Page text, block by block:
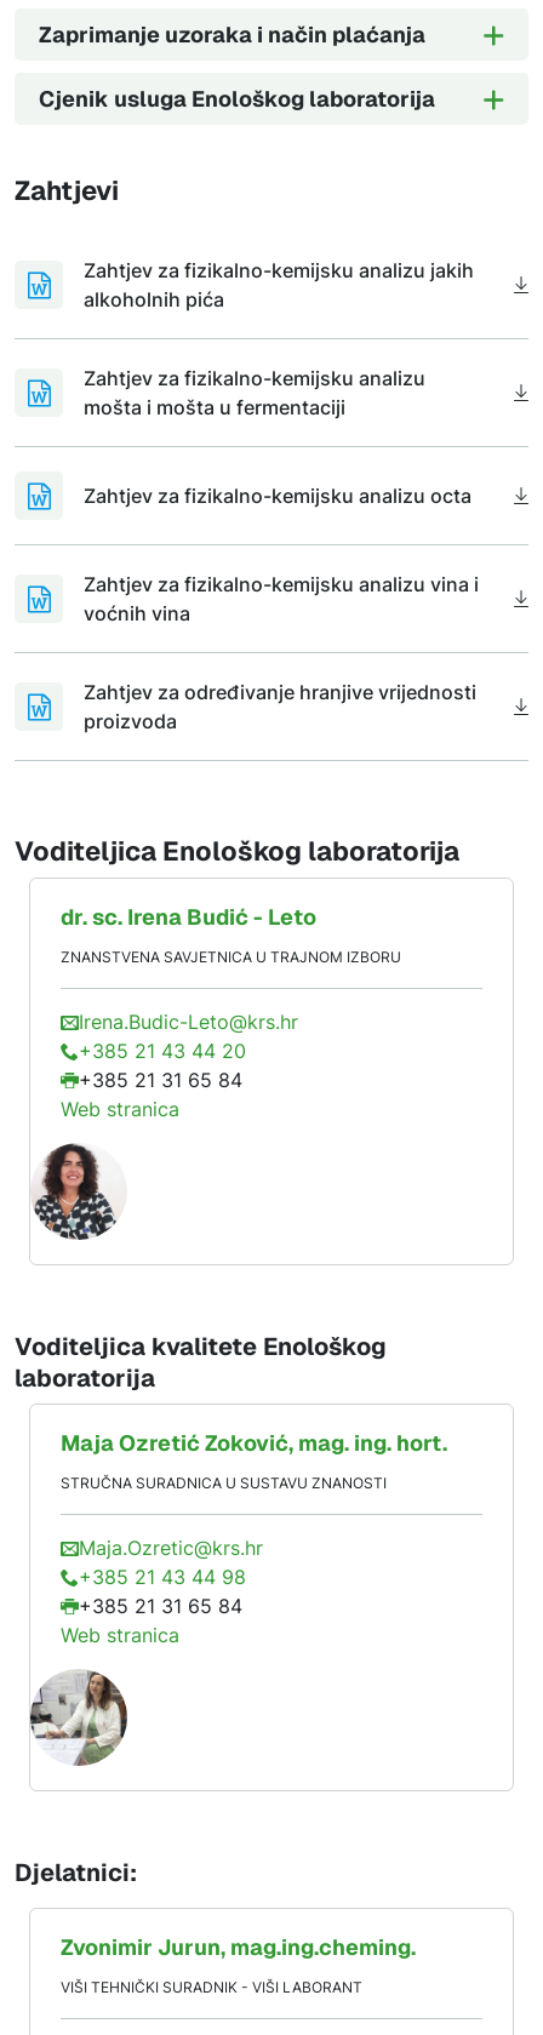
Zaprimanje uzoraka i način plaćanja
Cjenik usluga Enološkog laboratorija
Zahtjevi
Zahtjev za fizikalno-kemijsku analizu jakih
alkoholnih pića
Zahtjev za fizikalno-kemijsku analizu
mošta i mošta u fermentaciji
Zahtjev za fizikalno-kemijsku analizu octa
Zahtjev za fizikalno-kemijsku analizu vina i
voćnih vina
Zahtjev za određivanje hranjive vrijednosti
proizvoda
Voditeljica Enološkog laboratorija
dr. sc. Irena Budić - Leto
ZNANSTVENA SAVJETNICA U TRAJNOM IZBORU
Irena.Budic-Leto@krs.hr
+385 21 43 44 20
+385 21 31 65 84
Web stranica
Voditeljica kvalitete Enološkog
laboratorija
MajaOzretić Zoković, mag. ing. hort.
STRUČNA SURADNICA U SUSTAVU ZNANOSTI
Maja.Ozretic@krs.hr
+385 21 43 44 98
+385 21 31 65 84
Web stranica
Djelatnici:
Zvonimir Jurun, mag.ing.cheming.
VIŠI TEHNIČKI SURADNIK - VIŠI LABORANT